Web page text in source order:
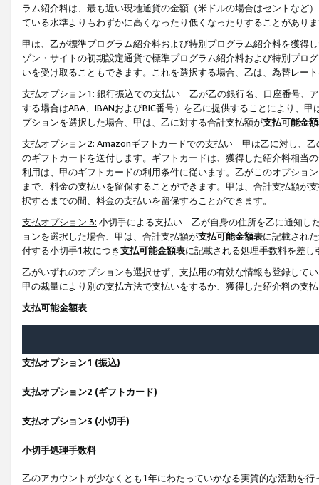
ラム紹介料は、最も近い現地通貨の金額（米ドルの場合はセントなど
ている水準よりもわずかに高くなったり低くなったりすることがあり
甲は、乙が標準プログラム紹介料および特別プログラム紹介料を獲得
ゾン・サイトの初期設定通貨で標準プログラム紹介料および特別プロ
いを受け取ることもできます。これを選択する場合、乙は、為替レー
支払オプション1: 銀行振込での支払い 乙が乙の銀行名、口座番号、
する場合はABA、IBANおよびBIC番号）を乙に提供することにより、
プションを選択した場合、甲は、乙に対する合計支払額が支払可能金
支払オプション2: Amazonギフトカードでの支払い 甲は乙に対し、乙
のギフトカードを送付します。ギフトカードは、獲得した紹介料相当
利用は、甲のギフトカードの利用条件に従います。乙がこのオプショ
まで、料金の支払いを留保することができます。甲は、合計支払額が
択するまでの間、料金の支払いを留保することができます。
支払オプション 3: 小切手による支払い 乙が自身の住所を乙に通知し
ョンを選択した場合、甲は、合計支払額が支払可能金額表に記載され
付する小切手1枚につき支払可能金額表に記載される処理手数料を差し
乙がいずれのオプションも選択せず、支払用の有効な情報も登録して
甲の裁量により別の支払方法で支払いをするか、獲得した紹介料の支
支払可能金額表
支払オプション1 (振込)
支払オプション2 (ギフトカード)
支払オプション3 (小切手)
小切手処理手数料
乙のアカウントが少なくとも1年にわたっていかなる実質的な活動を